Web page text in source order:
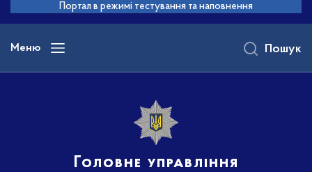
основного
вмісту
Портал в режимі тестування та наповнення
Меню
Головне управління
Пошук